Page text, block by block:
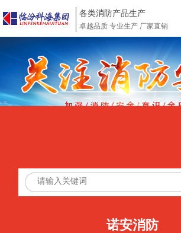
各类消防产品生产
卓越品质 专业生产 厂家直销
诺安消防